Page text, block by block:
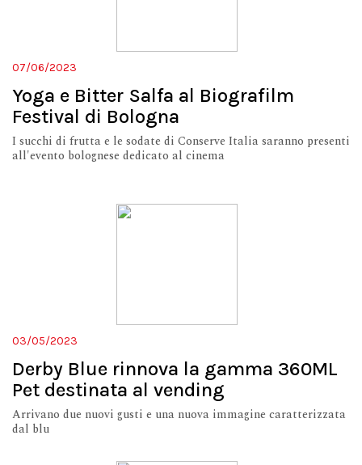
07/06/2023
Yoga e Bitter Salfa al Biografilm
Festival di Bologna
I succhi di frutta e le sodate di Conserve Italia saranno presenti
all'evento bolognese dedicato al cinema
03/05/2023
Derby Blue rinnova la gamma 360ML
Pet destinata al vending
Arrivano due nuovi gusti e una nuova immagine caratterizzata
dal blu